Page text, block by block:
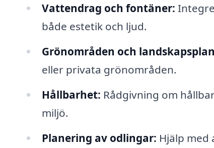
Vattendrag och fontäner:
både estetik och ljud.
Grönområden och
eller privata grönområden.
Hållbarhet: Rådgivning om
miljö.
Planering av odlingar: Hjälp